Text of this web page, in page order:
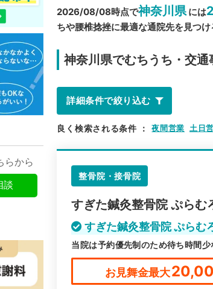
らから
談
2026/08/08時点で神奈川県には
ちや腰椎捻挫に最適な通院先を見つけ
神奈川県でむちうち・交
詳細条件で絞り込む
良く検索される条件 ： 夜間営業 土日
整骨院・接骨院
すぎた鍼灸整骨院 ぷらむ
すぎた鍼灸整骨院 ぷらむ
当院は予約優先制のため待ち時間
お見舞金最大